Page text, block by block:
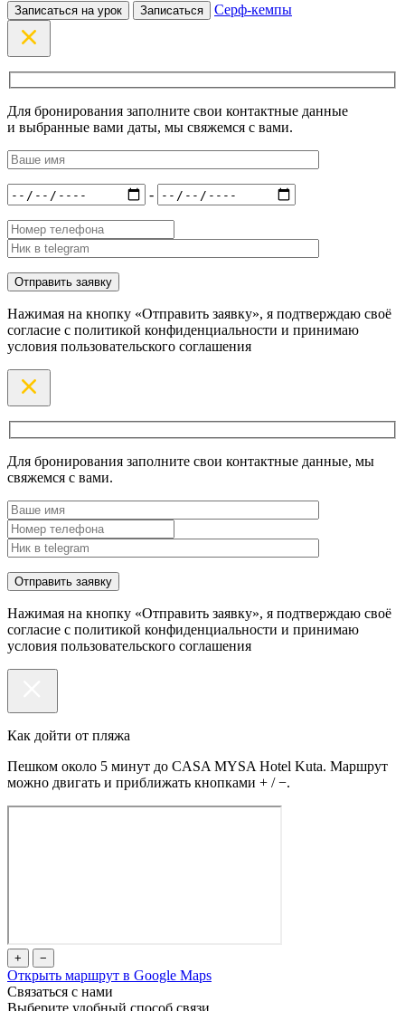
Записаться на урок Записаться Серф-кемпы
Для бронирования заполните свои контактные данные
и выбранные вами даты, мы свяжемся с вами.
-
Нажимая на кнопку «Отправить заявку», я подтверждаю своё
согласие с политикой конфиденциальности и принимаю
условия пользовательского соглашения
Для бронирования заполните свои контактные данные, мы
свяжемся с вами.
Нажимая на кнопку «Отправить заявку», я подтверждаю своё
согласие с политикой конфиденциальности и принимаю
условия пользовательского соглашения
Как дойти от пляжа
Пешком около 5 минут до CASA MYSA Hotel Kuta. Маршрут
можно двигать и приближать кнопками + / −.
+ −
Открыть маршрут в Google Maps
Связаться с нами
Выберите удобный способ связи